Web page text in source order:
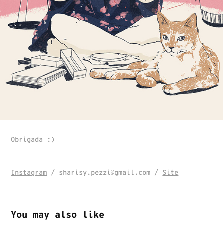
Obrigada :)
Instagram / sharisy.pezzi@gmail.com / Site
You may also like